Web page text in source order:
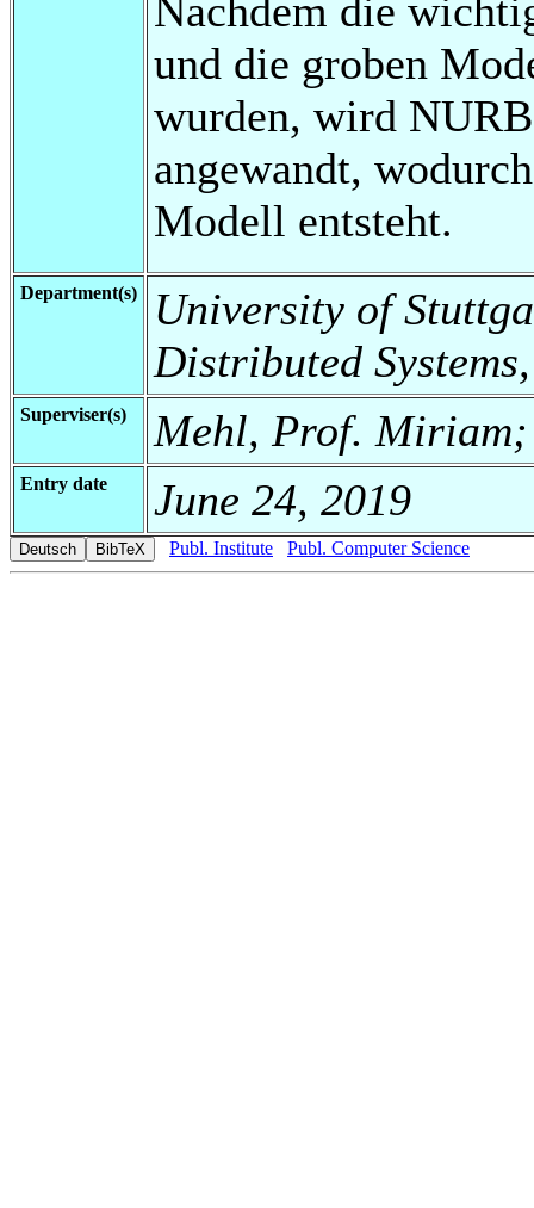
Nachdem die
und die groben
wurden, wird
angewandt,
Modell entsteht.
Department(s)
University of
Distributed
Superviser(s) Mehl, Prof.
Entry date June 24, 2019
Publ. Institute Publ. Computer Science